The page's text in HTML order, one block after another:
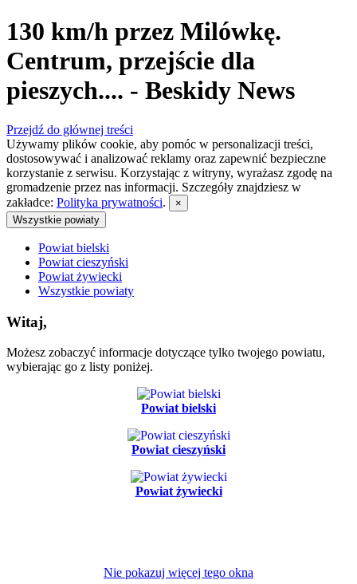
130 km/h przez Milówkę.
Centrum, przejście dla
pieszych.... - Beskidy News
Przejdź do głównej treści
Używamy plików cookie, aby pomóc w personalizacji treści,
dostosowywać i analizować reklamy oraz zapewnić bezpieczne
korzystanie z serwisu. Korzystając z witryny, wyrażasz zgodę na
gromadzenie przez nas informacji. Szczegóły znajdziesz w
zakładce: Polityka prywatności.
×
Wszystkie powiaty
Powiat bielski
Powiat cieszyński
Powiat żywiecki
Wszystkie powiaty
Witaj,
Możesz zobaczyć informacje dotyczące tylko twojego powiatu,
wybierając go z listy poniżej.
Powiat bielski
Powiat cieszyński
Powiat żywiecki
Nie pokazuj więcej tego okna